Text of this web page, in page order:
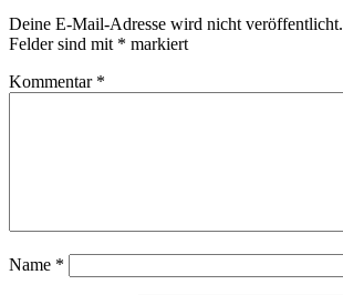
Deine E-Mail-Adresse wird nicht veröffentlicht.
Felder sind mit * markiert
Kommentar *
Name *